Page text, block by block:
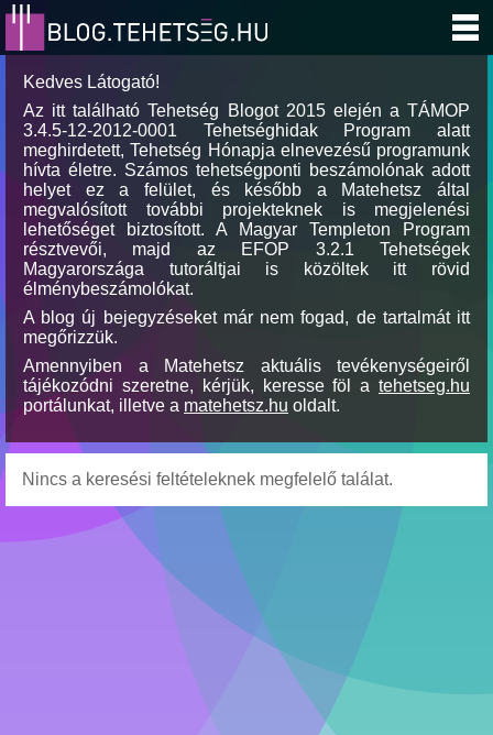
Kedves Látogató!
Az itt található Tehetség Blogot 2015 elején a TÁMOP
3.4.5-12-2012-0001 Tehetséghidak Program alatt
meghirdetett, Tehetség Hónapja elnevezésű programunk
hívta életre. Számos tehetségponti beszámolónak adott
helyet ez a felület, és később a Matehetsz által
megvalósított további projekteknek is megjelenési
lehetőséget biztosított. A Magyar Templeton Program
résztvevői, majd az EFOP 3.2.1 Tehetségek
Magyarországa tutoráltjai is közöltek itt rövid
élménybeszámolókat.
A blog új bejegyzéseket már nem fogad, de tartalmát itt
megőrizzük.
Amennyiben a Matehetsz aktuális tevékenységeiről
tájékozódni szeretne, kérjük, keresse föl a tehetseg.hu
portálunkat, illetve a matehetsz.hu oldalt.
Nincs a keresési feltételeknek megfelelő találat.